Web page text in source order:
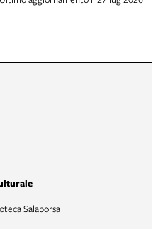
Salaborsa